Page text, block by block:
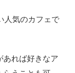
人気のカフェで
あれば好きなア